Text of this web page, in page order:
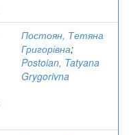
Постоян, Тетяна
Григорівна;
Postoian, Tatyana
Grygorivna